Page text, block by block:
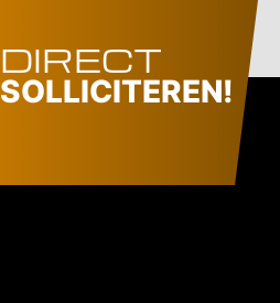
DIRECT
SOLLICITEREN!